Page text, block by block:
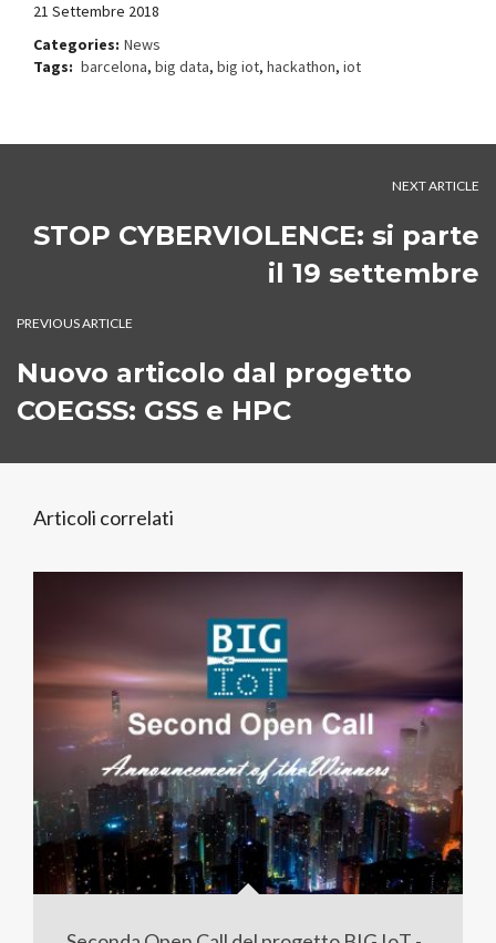
21 Settembre 2018
Categories: News
Tags: barcelona, big data, big iot, hackathon, iot
NEXT ARTICLE
STOP CYBERVIOLENCE: si parte
il 19 settembre
PREVIOUS ARTICLE
Nuovo articolo dal progetto
COEGSS: GSS e HPC
Articoli correlati